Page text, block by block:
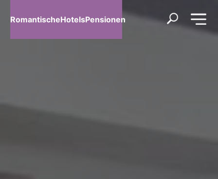
RomantischeHotelsPensionen